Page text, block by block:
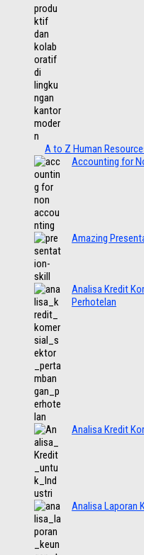
A to Z Human
Accounting for
Amazing
Analisa Kredit
Perhotelan
Analisa Kredit
Analisa Laporan